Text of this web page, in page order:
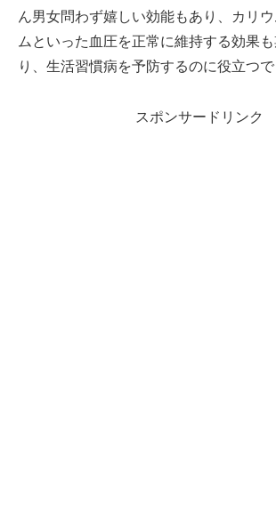
ん男女問わず嬉しい効能もあり、カリ
ムといった血圧を正常に維持する効果
り、生活習慣病を予防するのに役立つで
スポンサードリンク